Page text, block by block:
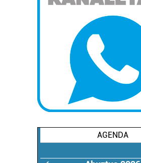
AGENDA